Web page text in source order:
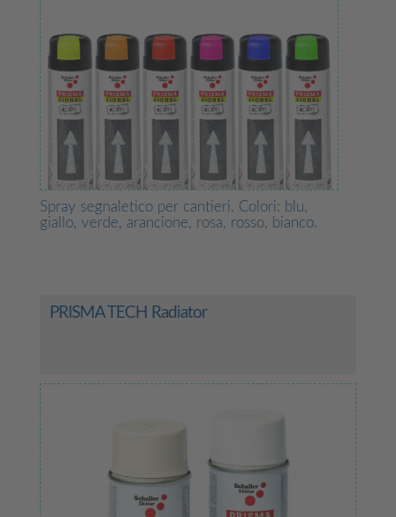
Spray segnaletico per cantieri. Colori: blu,
giallo, verde, arancione, rosa, rosso, bianco.
PRISMA TECH Radiator